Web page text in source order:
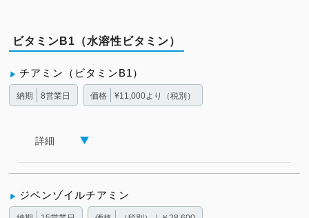
ビタミンB1（水溶性ビタミン）
チアミン（ビタミンB1）
納期 8営業日 価格 ¥11,000より（税別）
詳細
ジベンゾイルチアミン